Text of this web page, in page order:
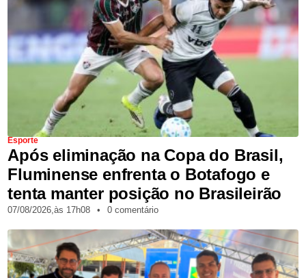
Esporte
Após eliminação na Copa do Brasil,
Fluminense enfrenta o Botafogo e
tenta manter posição no Brasileirão
07/08/2026,às 17h08 • 0 comentário